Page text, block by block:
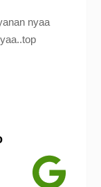
nyaa